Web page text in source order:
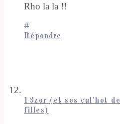
Rho la la !!
#
Répondre
13zor (et ses cul'hot de
filles)